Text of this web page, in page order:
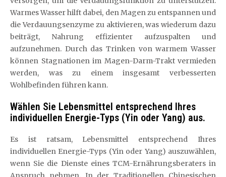
Warmes Wasser hilft dabei, den Magen zu entspannen und
die Verdauungsenzyme zu aktivieren, was wiederum dazu
beiträgt, Nahrung effizienter aufzuspalten und
aufzunehmen. Durch das Trinken von warmem Wasser
können Stagnationen im Magen-Darm-Trakt vermieden
werden, was zu einem insgesamt verbesserten
Wohlbefinden führen kann.
Wählen Sie Lebensmittel entsprechend Ihres
individuellen Energie-Typs (Yin oder Yang) aus.
Es ist ratsam, Lebensmittel entsprechend Ihres
individuellen Energie-Typs (Yin oder Yang) auszuwählen,
wenn Sie die Dienste eines TCM-Ernährungsberaters in